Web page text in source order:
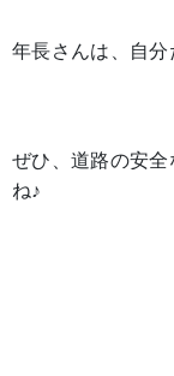
年長さんは、自分
ぜひ、道路の安
ね♪